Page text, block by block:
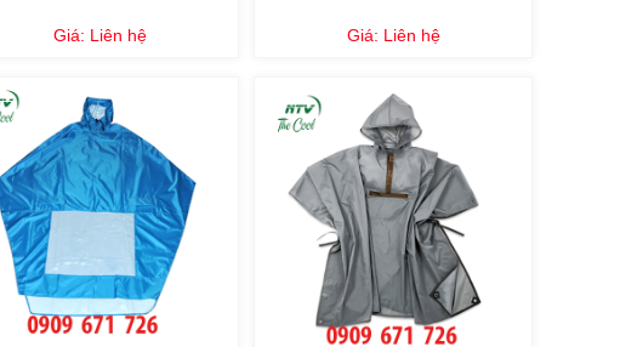
Giá: Liên hệ Giá: Liên hệ